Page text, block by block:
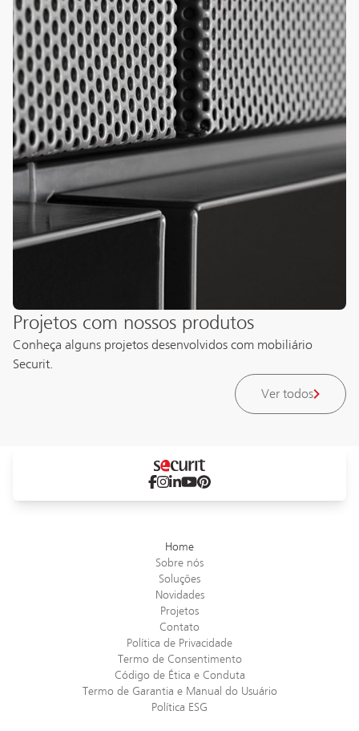
Projetos com nossos produtos
Conheça alguns projetos desenvolvidos com mobiliário
Securit.
Ver todos
Laboratório de
Indústria Alimentar
Brasiliana
ARMAZENAGEM | DIVISÓRIAS
A50
ASSENTOS
Telaio
Home
Sobre nós
Soluções
Novidades
Projetos
Contato
Política de Privacidade
Termo de Consentimento
Código de Ética e Conduta
Termo de Garantia e Manual do Usuário
Política ESG